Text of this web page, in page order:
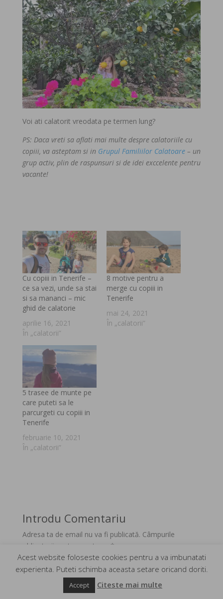
Voi ati calatorit vreodata pe termen lung?
PS: Daca vreti sa aflati mai multe despre calatoriile cu
copiii, va asteptam si in Grupul Familiilor Calatoare– un
grup activ, plin de raspunsuri si de idei exccelente pentru
vacante!
Cu copiii in Tenerife –
ce sa vezi, unde sa stai
si sa mananci – mic
ghid de calatorie
aprilie 16, 2021
În „calatorii”
8 motive pentru a
merge cu copiii in
Tenerife
mai 24, 2021
În „calatorii”
5 trasee de munte pe
care puteti sa le
parcurgeti cu copiii in
Tenerife
februarie 10, 2021
În „calatorii”
Introdu Comentariu
Adresa ta de email nu va fi publicată. Câmpurile
obligatorii sunt marcate cu *
Acest website foloseste cookies pentru a va imbunatati
experienta. Puteti schimba aceasta setare oricand doriti.
Accept Citeste mai multe